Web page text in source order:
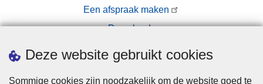
Deze website gebruikt cookies
Sommige cookies zijn noodzakelijk om de website goed te
Een afspraak maken
Downloads
Pers